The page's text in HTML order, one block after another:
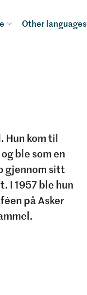
Other languages
Hun kom til
ble som en
gjennom sitt
I 1957 ble hun
på Asker